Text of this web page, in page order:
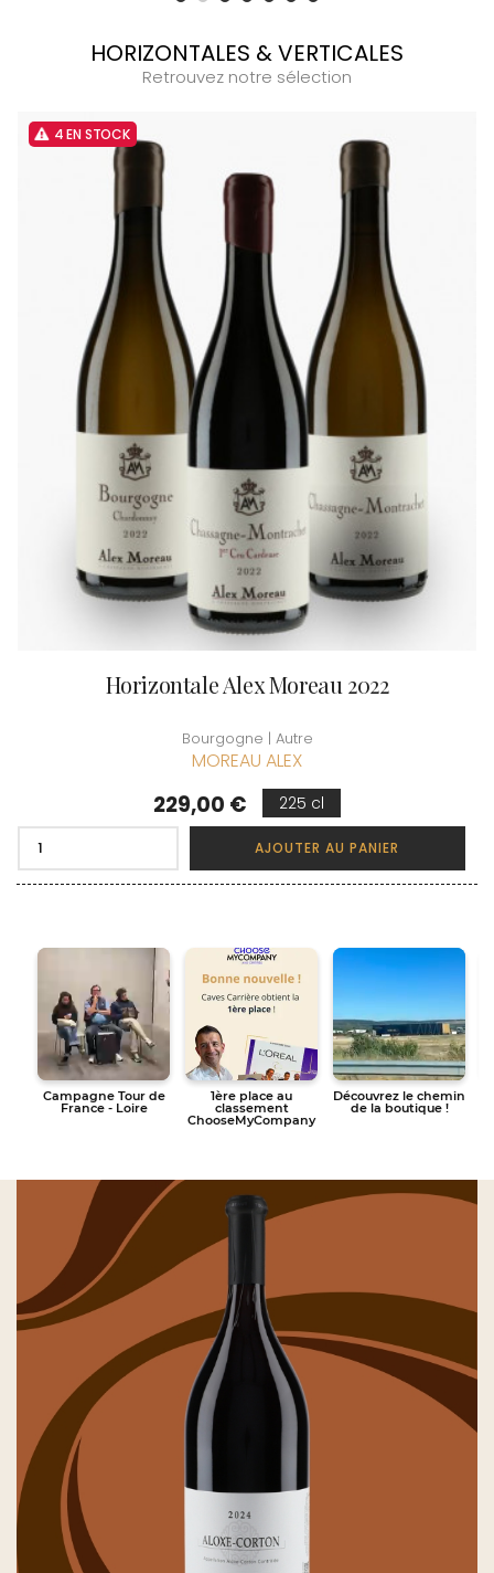
HORIZONTALES & VERTICALES
Retrouvez notre sélection
4 EN STOCK
Horizontale Alex Moreau 2022
Bourgogne | Autre
MOREAU ALEX
Prix
229,00 € 225 cl
AJOUTER AU PANIER